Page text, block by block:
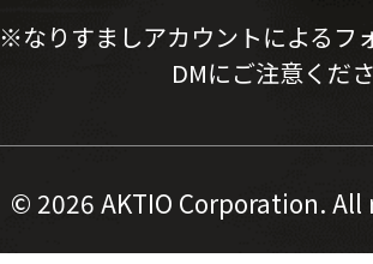
※なりすましアカウントによるフ
DMにご注意くだ
© 2026 AKTIO Corporation.